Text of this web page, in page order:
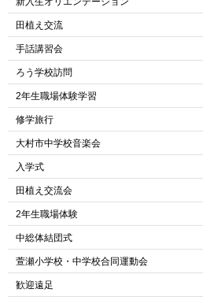
田植え交流
手話講習会
ろう学校訪問
2年生職場体験学習
修学旅行
大村市中学校音楽会
入学式
田植え交流会
2年生職場体験
中総体結団式
萱瀬小学校・中学校合同運動会
歓迎遠足